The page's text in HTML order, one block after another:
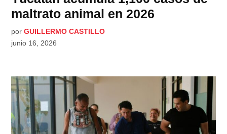
maltrato animal en 2026
por GUILLERMO CASTILLO
junio 16, 2026